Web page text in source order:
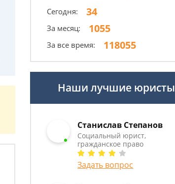
Сегодня: 34
За месяц: 1055
За все время: 118055
Наши лучшие юристы
Станислав Степанов
Социальный юрист,
гражданское право
Задать вопрос